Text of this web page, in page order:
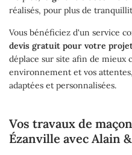
Couverture
Ramonage
réalisés, pour plus de
Vous bénéficiez d'un service
devis gratuit pour votre
déplace sur site afin de mieux
environnement et vos
adaptées et personnalisées.
Vos travaux de
Ézanville avec Alain